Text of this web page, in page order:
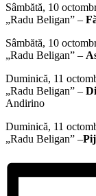
Sâmbătă, 10
„Radu Beligan” – F
Sâmbătă, 10
„Radu Beligan” –
Duminică, 11
„Radu Beligan” –
Andirino
Duminică, 11
„Radu Beligan” –